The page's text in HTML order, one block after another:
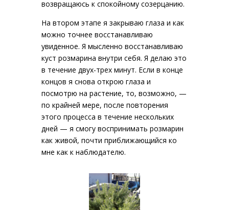
возвращаюсь к спокойному созерцанию.
На втором этапе я закрываю глаза и как
можно точнее восстанавливаю
увиденное. Я мысленно восстанавливаю
куст розмарина внутри себя. Я делаю это
в течение двух-трех минут. Если в конце
концов я снова открою глаза и
посмотрю на растение, то, возможно, —
по крайней мере, после повторения
этого процесса в течение нескольких
дней — я смогу воспринимать розмарин
как живой, почти приближающийся ко
мне как к наблюдателю.